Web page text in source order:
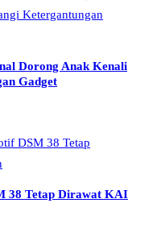
Dorong Anak Kenali
Gadget
38 Tetap Dirawat KAI